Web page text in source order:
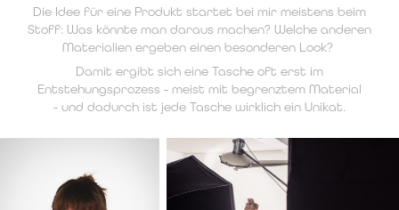
Die Idee für eine Produkt startet bei mir meistens beim
Stoff: Was könnte man daraus machen? Welche anderen
Materialien ergeben einen besonderen Look?
Damit ergibt sich eine Tasche oft erst im
Entstehungsprozess - meist mit begrenztem Material
- und dadurch ist jede Tasche wirklich ein Unikat.